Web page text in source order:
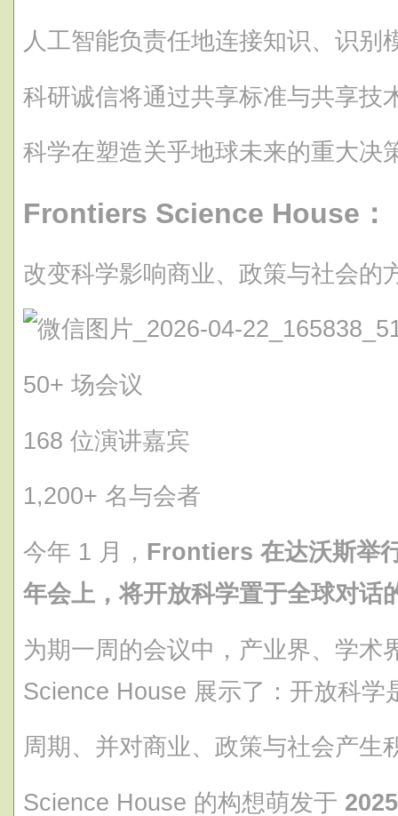
人工智能负责任地连接知识、识别
科研诚信将通过共享标准与共享技
科学在塑造关乎地球未来的重大决
Frontiers Science House：
改变科学影响商业、政策与社会的
50+ 场会议
168 位演讲嘉宾
1,200+ 名与会者
今年 1 月， Frontiers 在达沃斯举
年会上，将开放科学置于全球对话
为期一周的会议中，产业界、学术
Science House 展示了：开放科学
周期、并对商业、政策与社会产生
Science House 的构想萌发于